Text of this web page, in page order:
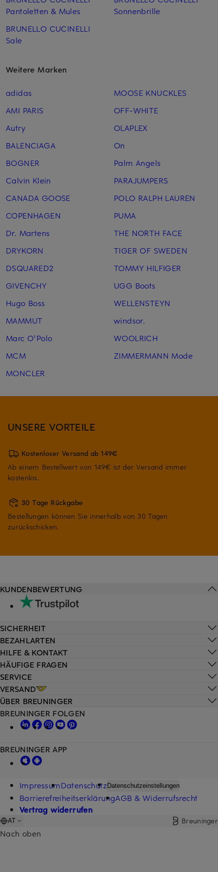
Pantoletten & Mules
BRUNELLO CUCINELLI
Sale
Sonnenbrille
Weitere Marken
adidas
AMI PARIS
Autry
BALENCIAGA
BOGNER
Calvin Klein
CANADA GOOSE
COPENHAGEN
Dr. Martens
DRYKORN
DSQUARED2
GIVENCHY
Hugo Boss
MAMMUT
Marc O'Polo
MCM
MONCLER
MOOSE KNUCKLES
OFF-WHITE
OLAPLEX
On
Palm Angels
PARAJUMPERS
POLO RALPH LAUREN
PUMA
THE NORTH FACE
TIGER OF SWEDEN
TOMMY HILFIGER
UGG Boots
WELLENSTEYN
windsor.
WOOLRICH
ZIMMERMANN Mode
UNSERE VORTEILE
Kostenloser Versand ab 149€
Ab einem Bestellwert von 149€ ist der Versand immer
kostenlos.
30 Tage Rückgabe
Bestellungen können Sie innerhalb von 30 Tagen
zurückschicken.
HILFE & KONTAKT
HÄUFIGE FRAGEN
SERVICE
VERSAND
KUNDENBEWERTUNG
SICHERHEIT
BEZAHLARTEN
ÜBER BREUNINGER
BREUNINGER FOLGEN
BREUNINGER APP
ImpressumDatenschutz Datenschutzeinstellungen
BarrierefreiheitserklärungAGB & Widerrufsrecht
Vertrag widerrufen
AT Breuninger
Nach oben